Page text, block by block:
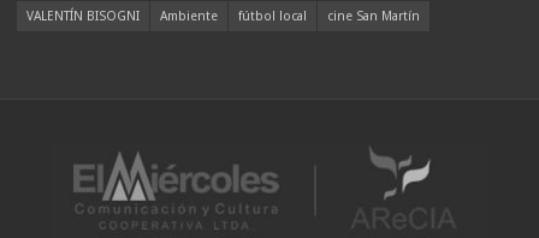
VALENTÍN BISOGNI
Ambiente fútbol local cine San Martín